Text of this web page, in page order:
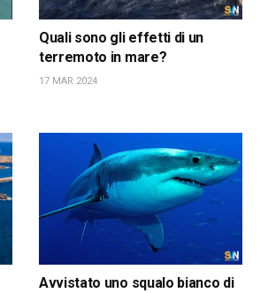
Quali sono gli effetti di un
terremoto in mare?
17 MAR 2024
Avvistato uno squalo bianco di